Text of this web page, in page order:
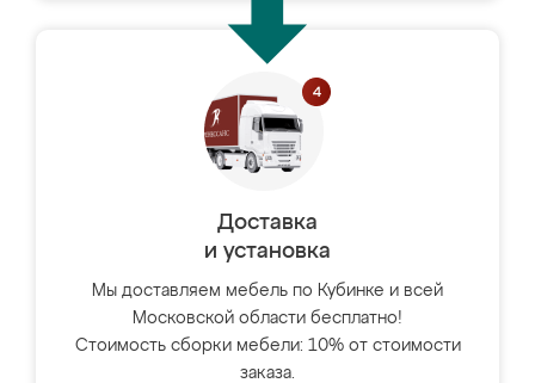
Доставка
и установка
Мы доставляем мебель по Кубинке и всей
Московской области бесплатно!
Стоимость сборки мебели: 10% от стоимости
заказа.